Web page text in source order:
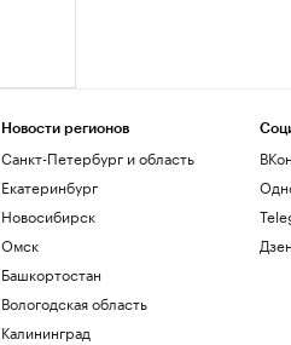
Новости регионов
Санкт-Петербург и область
Екатеринбург
Новосибирск
Омск
Башкортостан
Вологодская область
Калининград
Дзен